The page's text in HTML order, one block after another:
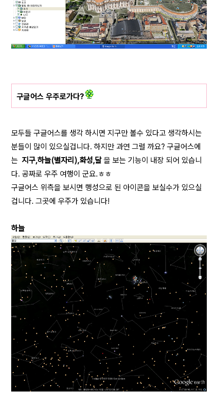
구글어스 우주로가다?
모두들 구글어스를 생각 하시면 지구만 볼수 있다고 생각하시는
분들이 많이 있으실겁니다. 하지만 과연 그럴 까요? 구글어스에
는 지구,하늘(별자리),화성,달 을 보는 기능이 내장 되어 있습니
다. 공짜로 우주 여행이 군요.ㅎㅎ
구글어스 위측을 보시면 행성으로 된 아이콘을 보실수가 있으실
겁니다. 그곳에 우주가 있습니다!
하늘